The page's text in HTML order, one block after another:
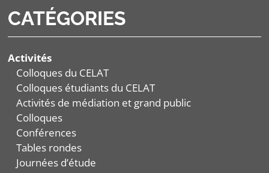
CATÉGORIES
Activités
Colloques du CELAT
Colloques étudiants du CELAT
Activités de médiation et grand public
Colloques
Conférences
Tables rondes
Journées d’étude